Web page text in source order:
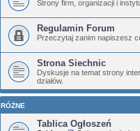
Strony firm, organizacji i
Regulamin Forum
Przeczytaj zanim napiszesz
Strona Siechnic
Dyskusje na temat strony
działów.
RÓŻNE
Tablica Ogłoszeń